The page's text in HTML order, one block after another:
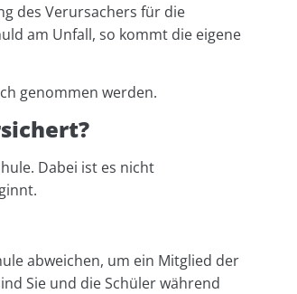
des Verursachers für die
am Unfall, so kommt die eigene
genommen werden.
Dabei ist es nicht
abweichen, um ein Mitglied der
Sie und die Schüler während